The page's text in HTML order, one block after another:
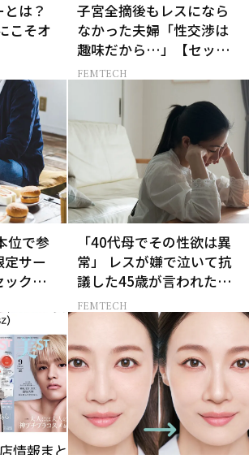
は？
こそオ
子宮全摘後もレスになら
なかった夫婦「性交渉は
趣味だから…」【セック
スレス AND THE CITY -女
FEMTECH
位で参
サー
ックス
-女た
「40代母でその性欲は異
常」 レスが嫌で泣いて抗
議した45歳が言われた暴
言【セックスレス AND
THE CITY -女たちの告
白-】
FEMTECH